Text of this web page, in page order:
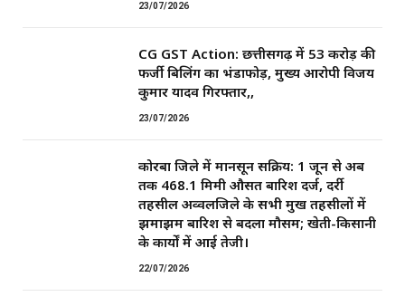
23/07/2026
CG GST Action: छत्तीसगढ़ में 53 करोड़ की
फर्जी बिलिंग का भंडाफोड़, मुख्य आरोपी विजय
कुमार यादव गिरफ्तार,,
23/07/2026
कोरबा जिले में मानसून सक्रिय: 1 जून से अब
तक 468.1 मिमी औसत बारिश दर्ज, दर्री
तहसील अव्वलजिले के सभी प्रमुख तहसीलों में
झमाझम बारिश से बदला मौसम; खेती-किसानी
के कार्यों में आई तेजी।
22/07/2026